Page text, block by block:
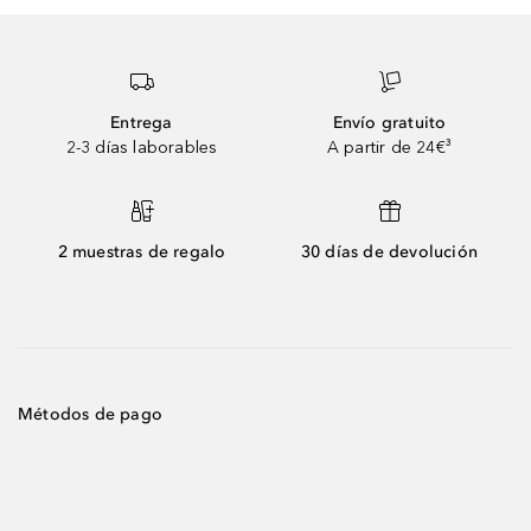
Entrega
2-3 días laborables
Envío gratuito
A partir de 24€³
2 muestras de regalo 30 días de devolución
Métodos de pago